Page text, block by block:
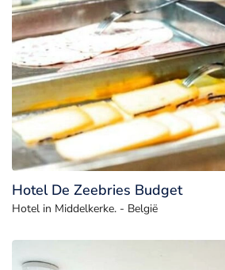
Hotel De Zeebries Budget
Hotel in Middelkerke. - België